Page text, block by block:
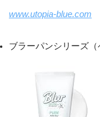
www.utopia-blue.com
ブラーパンシリーズ（